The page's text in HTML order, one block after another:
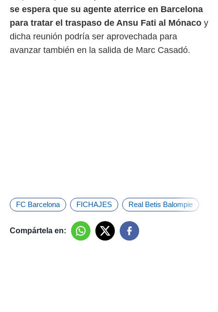
se espera que su agente aterrice en Barcelona
para tratar el traspaso de Ansu Fati al Mónaco y
dicha reunión podría ser aprovechada para
avanzar también en la salida de Marc Casadó.
FC Barcelona FICHAJES Real Betis Balompie
Compártela en: